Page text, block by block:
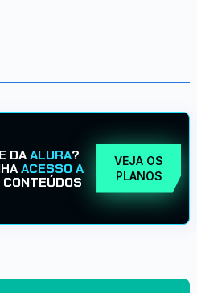
DAALURA?
ACESSO A
CONTEÚDOS
VEJA OS
PLANOS